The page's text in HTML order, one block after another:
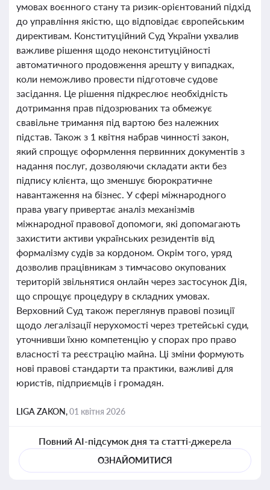
умовах воєнного стану та ризик-орієнтований підхід
до управління якістю, що відповідає європейським
директивам. Конституційний Суд України ухвалив
важливе рішення щодо неконституційності
автоматичного продовження арешту у випадках,
коли неможливо провести підготовче судове
засідання. Це рішення підкреслює необхідність
дотримання прав підозрюваних та обмежує
свавільне тримання під вартою без належних
підстав. Також з 1 квітня набрав чинності закон,
який спрощує оформлення первинних документів з
надання послуг, дозволяючи складати акти без
підпису клієнта, що зменшує бюрократичне
навантаження на бізнес. У сфері міжнародного
права увагу привертає аналіз механізмів
міжнародної правової допомоги, які допомагають
захистити активи українських резидентів від
формалізму судів за кордоном. Окрім того, уряд
дозволив працівникам з тимчасово окупованих
територій звільнятися онлайн через застосунок Дія,
що спрощує процедуру в складних умовах.
Верховний Суд також переглянув правові позиції
щодо легалізації нерухомості через третейські суди,
уточнивши їхню компетенцію у спорах про право
власності та реєстрацію майна. Ці зміни формують
нові правові стандарти та практики, важливі для
юристів, підприємців і громадян.
LIGA ZAKON,01 квітня 2026
Повний AI-підсумок дня та статті-джерела
ОЗНАЙОМИТИСЯ